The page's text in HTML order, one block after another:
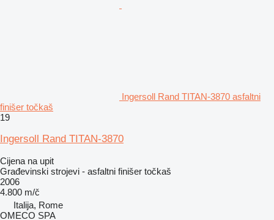
Ingersoll Rand TITAN-3870 asfaltni
finišer točkaš
19
Ingersoll Rand TITAN-3870
Cijena na upit
Građevinski strojevi - asfaltni finišer točkaš
2006
4.800 m/č
Italija, Rome
OMECO SPA